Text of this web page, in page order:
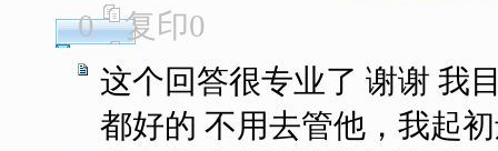
0
复印0
这个回答很专业了 谢谢 我
都好的 不用去管他，我起